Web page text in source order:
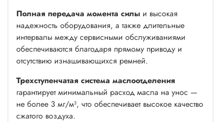
Полная передача момента силы и высокая
надежность оборудования, а также длительные
интервалы между сервисными обслуживаниями
обеспечиваются благодаря прямому приводу и
отсутствию изнашивающихся ремней.
Трехступенчатая система маслоотделения
гарантирует минимальный расход масла на унос —
не более 3 мг/м³, что обеспечивает высокое качество
сжатого воздуха.